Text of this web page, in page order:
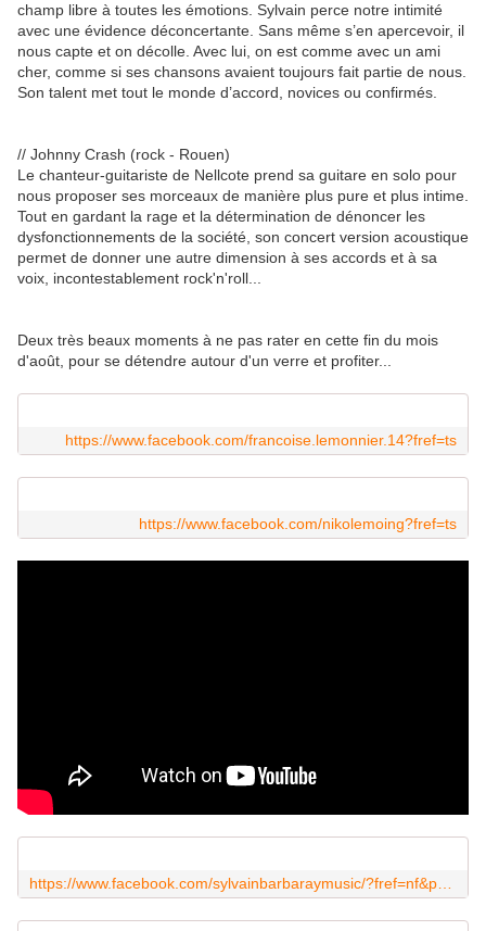
champ libre à toutes les émotions. Sylvain perce notre intimité
avec une évidence déconcertante. Sans même s’en apercevoir, il
nous capte et on décolle. Avec lui, on est comme avec un ami
cher, comme si ses chansons avaient toujours fait partie de nous.
Son talent met tout le monde d’accord, novices ou confirmés.
// Johnny Crash (rock - Rouen)
Le chanteur-guitariste de Nellcote prend sa guitare en solo pour
nous proposer ses morceaux de manière plus pure et plus intime.
Tout en gardant la rage et la détermination de dénoncer les
dysfonctionnements de la société, son concert version acoustique
permet de donner une autre dimension à ses accords et à sa
voix, incontestablement rock'n'roll...
Deux très beaux moments à ne pas rater en cette fin du mois
d'août, pour se détendre autour d'un verre et profiter...
https://www.facebook.com/francoise.lemonnier.14?fref=ts
https://www.facebook.com/nikolemoing?fref=ts